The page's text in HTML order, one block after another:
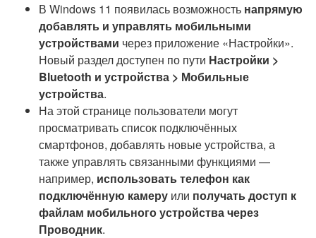
В Windows 11 появилась возможность напрямую
добавлять и управлять мобильными
устройствами через приложение «Настройки».
Новый раздел доступен по пути Настройки >
Bluetooth и устройства > Мобильные
устройства.
На этой странице пользователи могут
просматривать список подключённых
смартфонов, добавлять новые устройства, а
также управлять связанными функциями —
например, использовать телефон как
подключённую камеру или получать доступ к
файлам мобильного устройства через
Проводник.